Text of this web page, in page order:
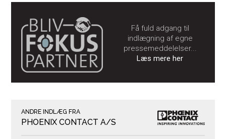
Få fuld adgang til
indlægning af egne
pressemeddelelser...
Læs mere her
ANDRE INDLÆG FRA
PHOENIX CONTACT A/S